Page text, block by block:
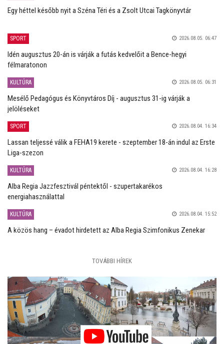
Egy héttel később nyit a Széna Téri és a Zsolt Utcai Tagkönyvtár
SPORT 2026.08.05. 06:47
Idén augusztus 20-án is várják a futás kedvelőit a Bence-hegyi
félmaratonon
KULTÚRA 2026.08.05. 06:31
Mesélő Pedagógus és Könyvtáros Díj - augusztus 31-ig várják a
jelöléseket
SPORT 2026.08.04. 16:34
Lassan teljessé válik a FEHA19 kerete - szeptember 18-án indul az Erste
Liga-szezon
KULTÚRA 2026.08.04. 16:28
Alba Regia Jazzfesztivál péntektől - szupertakarékos
energiahasználattal
KULTÚRA 2026.08.04. 15:52
A közös hang – évadot hirdetett az Alba Regia Szimfonikus Zenekar
TOVÁBBI HÍREK